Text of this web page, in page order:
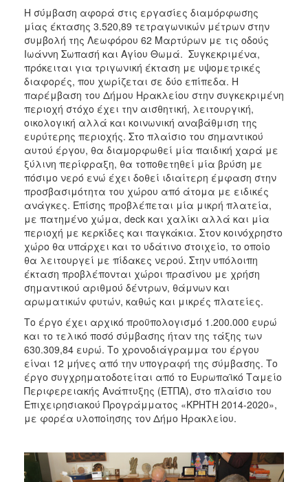
Η σύμβαση αφορά στις εργασίες διαμόρφωσης
μίας έκτασης 3.520,89 τετραγωνικών μέτρων στην
συμβολή της Λεωφόρου 62 Μαρτύρων με τις οδούς
Ιωάννη Σωπασή και Αγίου Θωμά. Συγκεκριμένα,
πρόκειται για τριγωνική έκταση με υψομετρικές
διαφορές, που χωρίζεται σε δύο επίπεδα. Η
παρέμβαση του Δήμου Ηρακλείου στην συγκεκριμένη
περιοχή στόχο έχει την αισθητική, λειτουργική,
οικολογική αλλά και κοινωνική αναβάθμιση της
ευρύτερης περιοχής. Στο πλαίσιο του σημαντικού
αυτού έργου, θα διαμορφωθεί μία παιδική χαρά με
ξύλινη περίφραξη, θα τοποθετηθεί μία βρύση με
πόσιμο νερό ενώ έχει δοθεί ιδιαίτερη έμφαση στην
προσβασιμότητα του χώρου από άτομα με ειδικές
ανάγκες. Επίσης προβλέπεται μία μικρή πλατεία,
με πατημένο χώμα, deck και χαλίκι αλλά και μία
περιοχή με κερκίδες και παγκάκια. Στον κοινόχρηστο
χώρο θα υπάρχει και το υδάτινο στοιχείο, το οποίο
θα λειτουργεί με πίδακες νερού. Στην υπόλοιπη
έκταση προβλέπονται χώροι πρασίνου με χρήση
σημαντικού αριθμού δέντρων, θάμνων και
αρωματικών φυτών, καθώς και μικρές πλατείες.
Το έργο έχει αρχικό προϋπολογισμό 1.200.000 ευρώ
και το τελικό ποσό σύμβασης ήταν της τάξης των
630.309,84 ευρώ. Το χρονοδιάγραμμα του έργου
είναι 12 μήνες από την υπογραφή της σύμβασης. Το
έργο συγχρηματοδοτείται από το Ευρωπαϊκό Ταμείο
Περιφερειακής Ανάπτυξης (ΕΤΠΑ), στο πλαίσιο του
Επιχειρησιακού Προγράμματος «ΚΡΗΤΗ 2014-2020»,
με φορέα υλοποίησης τον Δήμο Ηρακλείου.